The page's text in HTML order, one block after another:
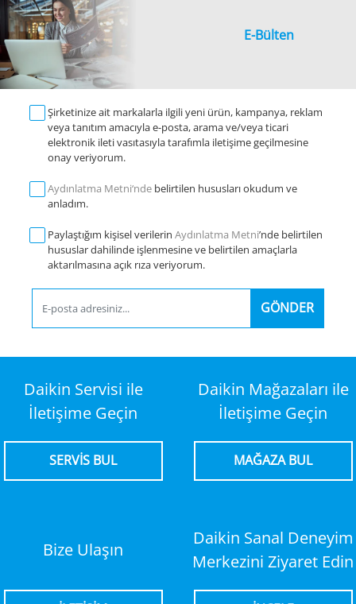
E-Bülten
Şirketinize ait markalarla ilgili yeni ürün, kampanya, reklam
veya tanıtım amacıyla e-posta, arama ve/veya ticari
elektronik ileti vasıtasıyla tarafımla iletişime geçilmesine
onay veriyorum.
Aydınlatma Metni‘nde belirtilen hususları okudum ve
anladım.
Paylaştığım kişisel verilerin Aydınlatma Metni’nde belirtilen
hususlar dahilinde işlenmesine ve belirtilen amaçlarla
aktarılmasına açık rıza veriyorum.
GÖNDER
Daikin Servisi ile
İletişime Geçin
SERVİS BUL
Daikin Mağazaları ile
İletişime Geçin
MAĞAZA BUL
Bize Ulaşın
Daikin Sanal Deneyim
Merkezini Ziyaret Edin